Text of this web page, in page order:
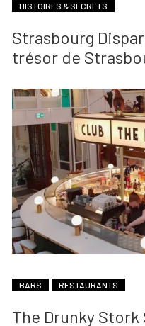
HISTOIRES & SECRETS
Strasbourg
trésor de
BARS RESTAURANTS
The Drunky Stork